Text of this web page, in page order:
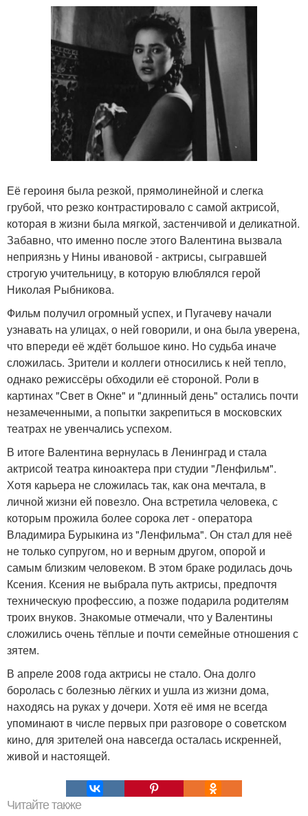
Её героиня была резкой, прямолинейной и слегка
грубой, что резко контрастировало с самой актрисой,
которая в жизни была мягкой, застенчивой и деликатной.
Забавно, что именно после этого Валентина вызвала
неприязнь у Нины ивановой - актрисы, сыгравшей
строгую учительницу, в которую влюблялся герой
Николая Рыбникова.
Фильм получил огромный успех, и Пугачеву начали
узнавать на улицах, о ней говорили, и она была уверена,
что впереди её ждёт большое кино. Но судьба иначе
сложилась. Зрители и коллеги относились к ней тепло,
однако режиссёры обходили её стороной. Роли в
картинах "Свет в Окне" и "длинный день" остались почти
незамеченными, а попытки закрепиться в московских
театрах не увенчались успехом.
В итоге Валентина вернулась в Ленинград и стала
актрисой театра киноактера при студии "Ленфильм".
Хотя карьера не сложилась так, как она мечтала, в
личной жизни ей повезло. Она встретила человека, с
которым прожила более сорока лет - оператора
Владимира Бурыкина из "Ленфильма". Он стал для неё
не только супругом, но и верным другом, опорой и
самым близким человеком. В этом браке родилась дочь
Ксения. Ксения не выбрала путь актрисы, предпочтя
техническую профессию, а позже подарила родителям
троих внуков. Знакомые отмечали, что у Валентины
сложились очень тёплые и почти семейные отношения с
зятем.
В апреле 2008 года актрисы не стало. Она долго
боролась с болезнью лёгких и ушла из жизни дома,
находясь на руках у дочери. Хотя её имя не всегда
упоминают в числе первых при разговоре о советском
кино, для зрителей она навсегда осталась искренней,
живой и настоящей.
Читайте также